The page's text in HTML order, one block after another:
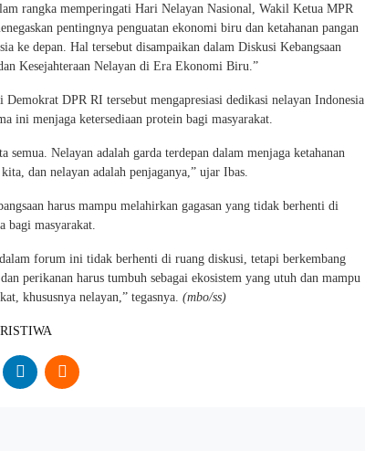
rangka memperingati Hari Nelayan Nasional, Wakil Ketua MPR
pentingnya penguatan ekonomi biru dan ketahanan pangan
ke depan. Hal tersebut disampaikan dalam Diskusi Kebangsaan
Kesejahteraan Nelayan di Era Ekonomi Biru.”
DPR RI tersebut mengapresiasi dedikasi nelayan Indonesia
ini menjaga ketersediaan protein bagi masyarakat.
Nelayan adalah garda terdepan dalam menjaga ketahanan
dan nelayan adalah penjaganya,” ujar Ibas.
harus mampu melahirkan gagasan yang tidak berhenti di
bagi masyarakat.
forum ini tidak berhenti di ruang diskusi, tetapi berkembang
perikanan harus tumbuh sebagai ekosistem yang utuh dan mampu
khususnya nelayan,” tegasnya. (mbo/ss)